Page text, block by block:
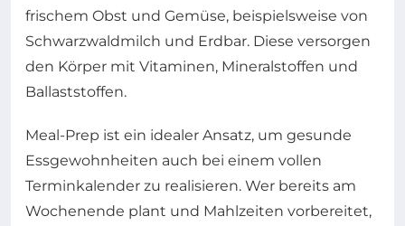
frischem Obst und Gemüse, beispielsweise von
Schwarzwaldmilch und Erdbar. Diese versorgen
den Körper mit Vitaminen, Mineralstoffen und
Ballaststoffen.
Meal-Prep ist ein idealer Ansatz, um gesunde
Essgewohnheiten auch bei einem vollen
Terminkalender zu realisieren. Wer bereits am
Wochenende plant und Mahlzeiten vorbereitet,